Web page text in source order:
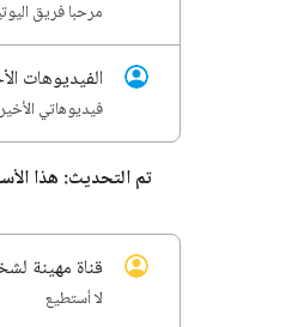
مرحبا فريق
الفيديوهات
فيديوهاتي الأخيرة لا
تم التحديث: هذا
قناة مهينة
لا أستطيع